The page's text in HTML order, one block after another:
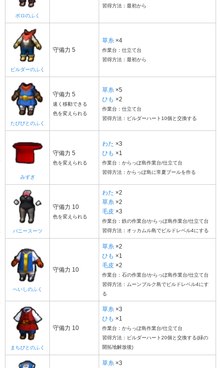
ボロのふく
習得方法：最初から
ビルダーのふく
守備力 5
草糸 ×4
作業台：仕立て台
習得方法：最初から
たびびとのふく
守備力 5
速く移動できる
色を変えられる
草糸 ×5
ひも ×2
作業台：仕立て台
習得方法：ビルダーハート10個と交換する
みずぎ
守備力 5
色を変えられる
わた ×3
ひも ×1
作業台：からっぽ島作業台/仕立て台
習得方法：からっぽ島に常夏プールを作る
バニースーツ
守備力 10
色を変えられる
わた ×2
草糸 ×2
毛皮 ×3
作業台：鉄の作業台/からっぽ島作業台/仕立て台
習得方法：オッカムル島でビルドレベル4にする
へいしのふく
守備力 10
草糸 ×2
ひも ×1
毛皮 ×2
作業台：石の作業台/からっぽ島作業台/仕立て台
習得方法：ムーンブルク島でビルドレベル4にす
る
まちびとのふく
守備力 10
草糸 ×3
ひも ×1
作業台：からっぽ島作業台/仕立て台
習得方法：ビルダーハート20個と交換する(緑の
開拓地解放後)
草糸 ×3